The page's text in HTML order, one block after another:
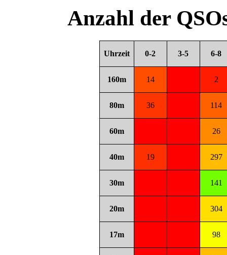
Anzahl der
Uhrzeit 0-2 3-5 6-8
160m 14 2
80m 36 114
60m 26
40m 19 297
30m 141
20m 304
17m 98